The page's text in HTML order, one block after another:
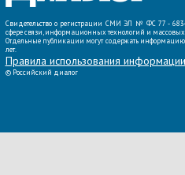
Свидетельство о регистрации СМИ ЭЛ № ФС 77 -
сфере связи, информационных технологий и
Отдельные публикации могут содержать
лет.
Правила использования информации
© Российский диалог